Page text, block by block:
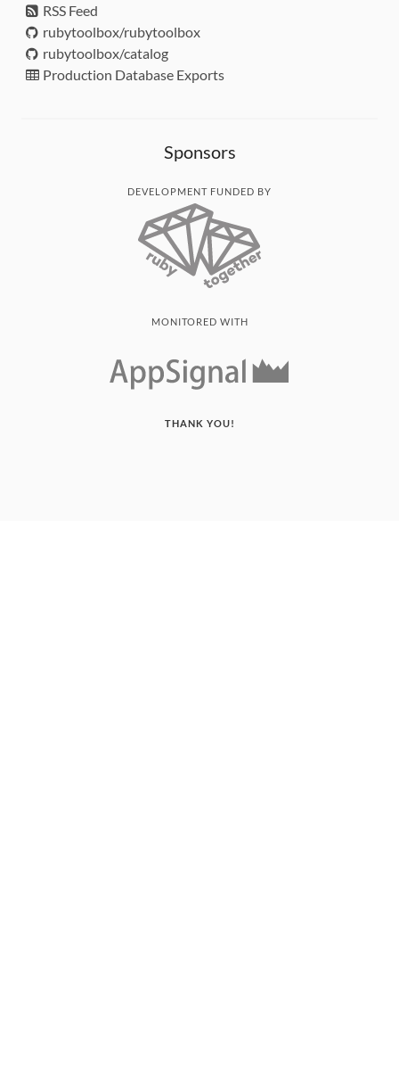
RSS Feed
rubytoolbox/rubytoolbox
rubytoolbox/catalog
Production Database Exports
Sponsors
DEVELOPMENT FUNDED BY
MONITORED WITH
THANK YOU!